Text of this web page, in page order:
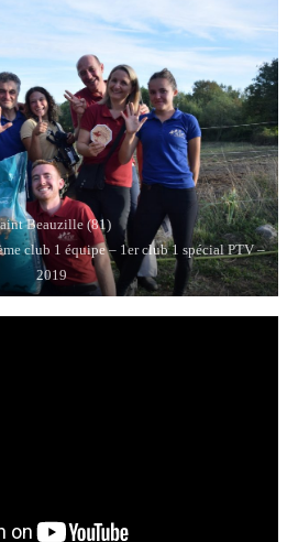
Beauzille (81)
club 1 équipe – 1er club 1 spécial PTV –
2019